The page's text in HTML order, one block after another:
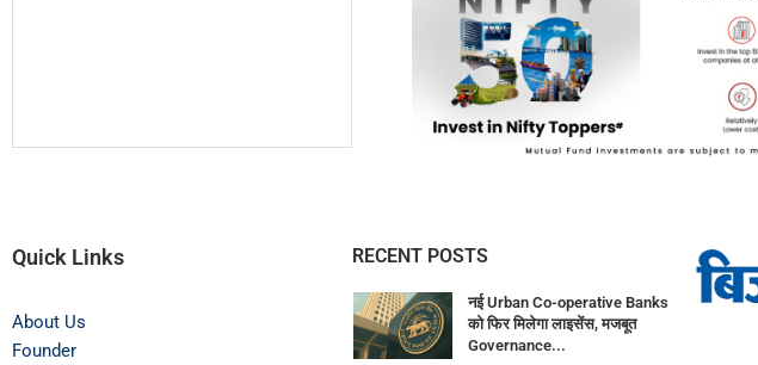
Quick Links
About Us
Founder
RECENT POSTS
नई Urban Co-operative Banks
को फिर मिलेगा लाइसेंस, मजबूत
Governance...